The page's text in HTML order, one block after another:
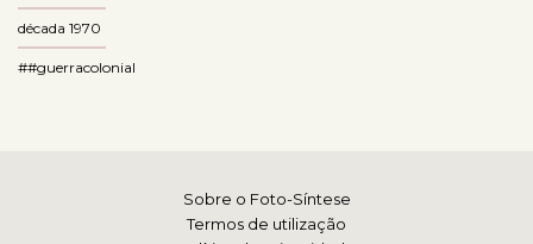
década 1970
##guerracolonial
Sobre o Foto-Síntese
Termos de utilização